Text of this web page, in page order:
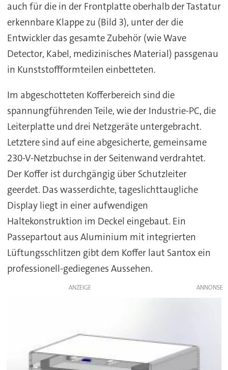
auch für die in der Frontplatte oberhalb der Tastatur
erkennbare Klappe zu (Bild 3), unter der die
Entwickler das gesamte Zubehör (wie Wave
Detector, Kabel, medizinisches Material) passgenau
in Kunststoffformteilen einbetteten.
Im abgeschotteten Kofferbereich sind die
spannungführenden Teile, wie der Industrie-PC, die
Leiterplatte und drei Netzgeräte untergebracht.
Letztere sind auf eine abgesicherte, gemeinsame
230-V-Netzbuchse in der Seitenwand verdrahtet.
Der Koffer ist durchgängig über Schutzleiter
geerdet. Das wasserdichte, tageslichttaugliche
Display liegt in einer aufwendigen
Haltekonstruktion im Deckel eingebaut. Ein
Passepartout aus Aluminium mit integrierten
Lüftungsschlitzen gibt dem Koffer laut Santox ein
professionell-gediegenes Aussehen.
ANZEIGE